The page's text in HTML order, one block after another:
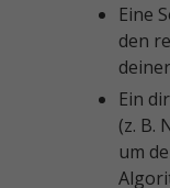
Eine
den
Ein
(z. B.
um